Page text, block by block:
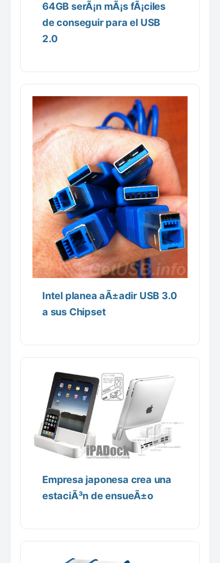
64GB serÃ¡n mÃ¡s fÃ¡ciles
de conseguir para el USB
2.0
Intel planea aÃ±adir USB 3.0
a sus Chipset
Empresa japonesa crea una
estaciÃ³n de ensueÃ±o